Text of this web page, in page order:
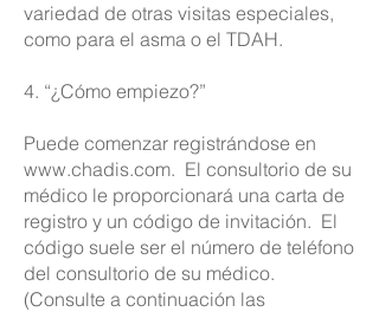
variedad de otras visitas especiales,
como para el asma o el TDAH.
4. “¿Cómo empiezo?”
Puede comenzar registrándose en
www.chadis.com. El consultorio de su
médico le proporcionará una carta de
registro y un código de invitación. El
código suele ser el número de teléfono
del consultorio de su médico.
(Consulte a continuación las